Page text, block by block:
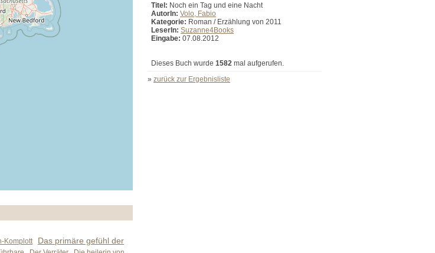
Komplott
Das primäre gefühl der
Titel: Noch ein Tag und eine Nacht
AutorIn: Volo, Fabio
Kategorie: Roman / Erzählung von 2011
LeserIn: Suzanne4Books
Eingabe: 07.08.2012
Dieses Buch wurde 1582 mal aufgerufen.
» zurück zur Ergebnisliste